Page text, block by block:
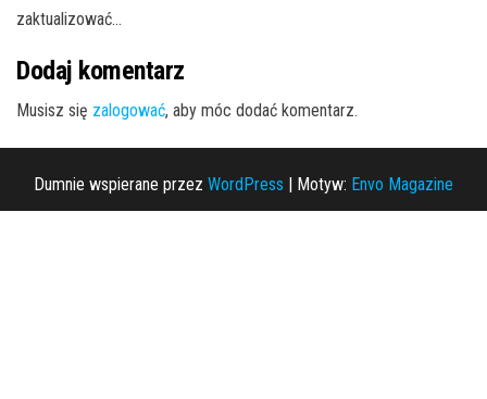
zaktualizować...
Dodaj komentarz
Musisz się zalogować, aby móc dodać komentarz.
Dumnie wspierane przez WordPress | Motyw: Envo Magazine